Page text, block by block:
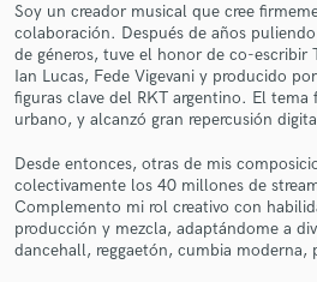
Soy un creador musical que cree
colaboración. Después de años
de géneros, tuve el honor de co-escribir
Ian Lucas, Fede Vigevani y producido
figuras clave del RKT argentino. El
urbano, y alcanzó gran repercusión
Desde entonces, otras de mis
colectivamente los 40 millones de
Complemento mi rol creativo con
producción y mezcla, adaptándome a
dancehall, reggaetón, cumbia moderna,
Get Free
Contact pros directly with
and receive handcrafted